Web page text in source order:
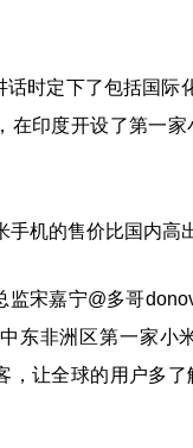
时定下了包括国际
在印度开设了第一
宋嘉宁@多哥
东非洲区第一家小
，让全球的用户多